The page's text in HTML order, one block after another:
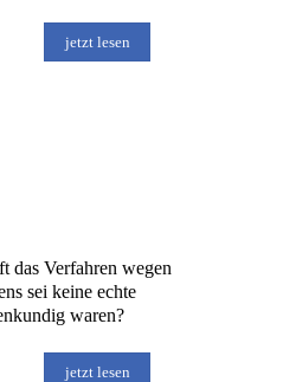
jetzt lesen
das Verfahren wegen
sei keine echte
waren?
jetzt lesen